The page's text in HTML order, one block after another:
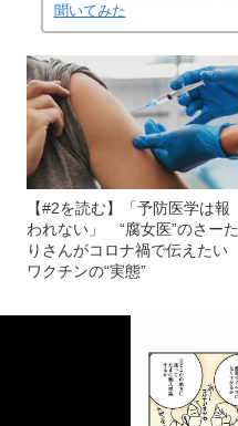
聞いてみた
【#2を読む】「予防医学は報
われない」 “腐女医”のさーた
りさんがコロナ禍で伝えたい
ワクチンの“実態”